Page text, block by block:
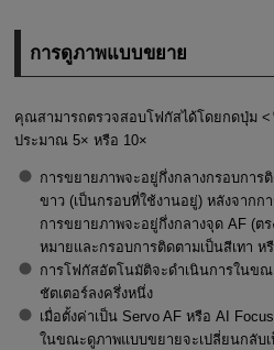
การดูภาพแบบขยาย
คุณสามารถตรวจสอบโฟกัสได้โดยกดปุ่ม
ประมาณ 5× หรือ 10×
การขยายภาพจะอยู่กึ่งกลางกรอบการ
ขาว (เป็นกรอบที่ใช้งานอยู่) หลังจากก
การขยายภาพจะอยู่กึ่งกลางจุด AF (ต
หมายและกรอบการติดตามเป็นสีเทา ห
การโฟกัสอัตโนมัติจะดำเนินการใน
ชัตเตอร์ลงครึ่งหนึ่ง
เมื่อตั้งค่าเป็น Servo AF หรือ AI
ในขณะดูภาพแบบขยายจะเปลี่ยนกลับ